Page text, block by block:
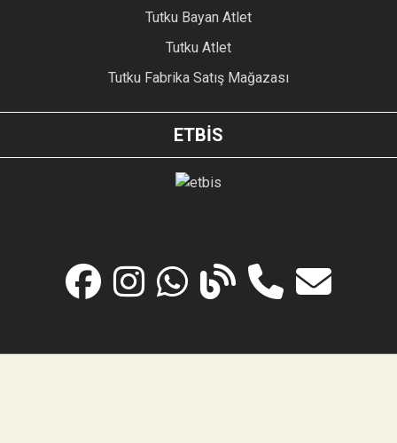
Tutku Bayan Atlet
Tutku Atlet
Tutku Fabrika Satış Mağazası
ETBİS